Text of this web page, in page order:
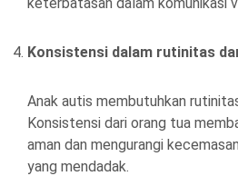
Konsistensi dalam rutinitas
Anak autis membutuhkan
Konsistensi dari orang tua
aman dan mengurangi
yang mendadak.